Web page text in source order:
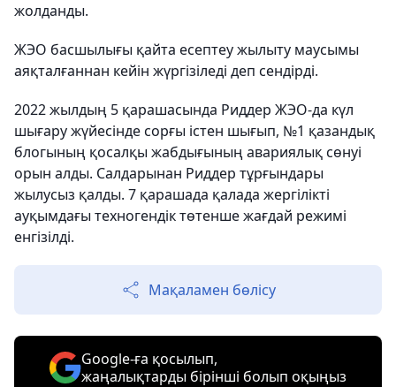
жолданды.
ЖЭО басшылығы қайта есептеу жылыту маусымы
аяқталғаннан кейін жүргізіледі деп сендірді.
2022 жылдың 5 қарашасында Риддер ЖЭО-да күл
шығару жүйесінде сорғы істен шығып, №1 қазандық
блогының қосалқы жабдығының авариялық сөнуі
орын алды. Салдарынан Риддер тұрғындары
жылусыз қалды. 7 қарашада қалада жергілікті
ауқымдағы техногендік төтенше жағдай режимі
енгізілді.
Мақаламен бөлісу
Google-ға қосылып,
жаңалықтарды бірінші болып оқыңыз